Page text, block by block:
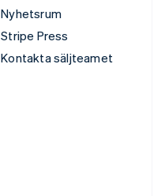
Nyhetsrum
Stripe Press
Kontakta säljteamet